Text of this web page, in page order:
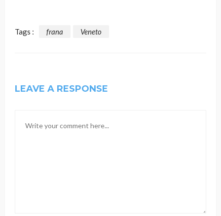
Tags : frana Veneto
LEAVE A RESPONSE